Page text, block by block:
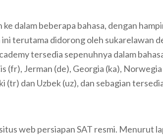
dalam beberapa bahasa, dengan
terutama didorong oleh sukarelawan
tersedia sepenuhnya dalam
(fr), Jerman (de), Georgia (ka),
(tr) dan Uzbek (uz), dan sebagian
web persiapan SAT resmi. Menurut